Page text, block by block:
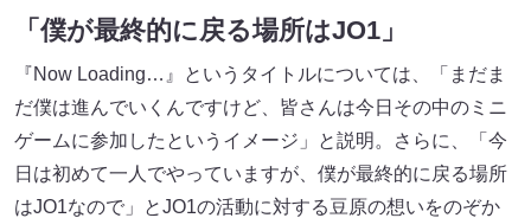
「僕が最終的に戻る場所はJO1」
『Now Loading…』というタイトルについては、「まだま
だ僕は進んでいくんですけど、皆さんは今日その中のミニ
ゲームに参加したというイメージ」と説明。さらに、「今
日は初めて一人でやっていますが、僕が最終的に戻る場所
はJO1なので」とJO1の活動に対する豆原の想いをのぞか